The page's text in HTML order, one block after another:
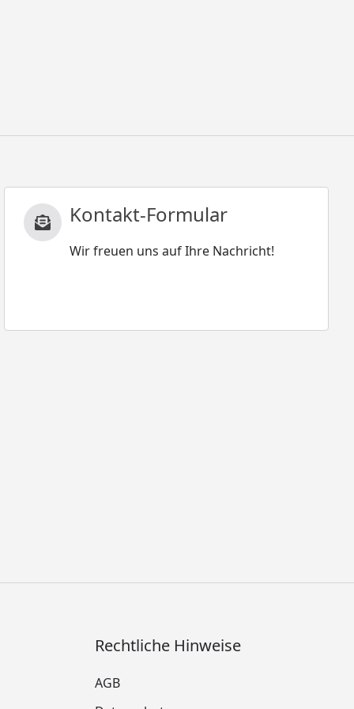
Kontakt-Formular
Wir freuen uns auf Ihre Nachricht!
Rechtliche Hinweise
AGB